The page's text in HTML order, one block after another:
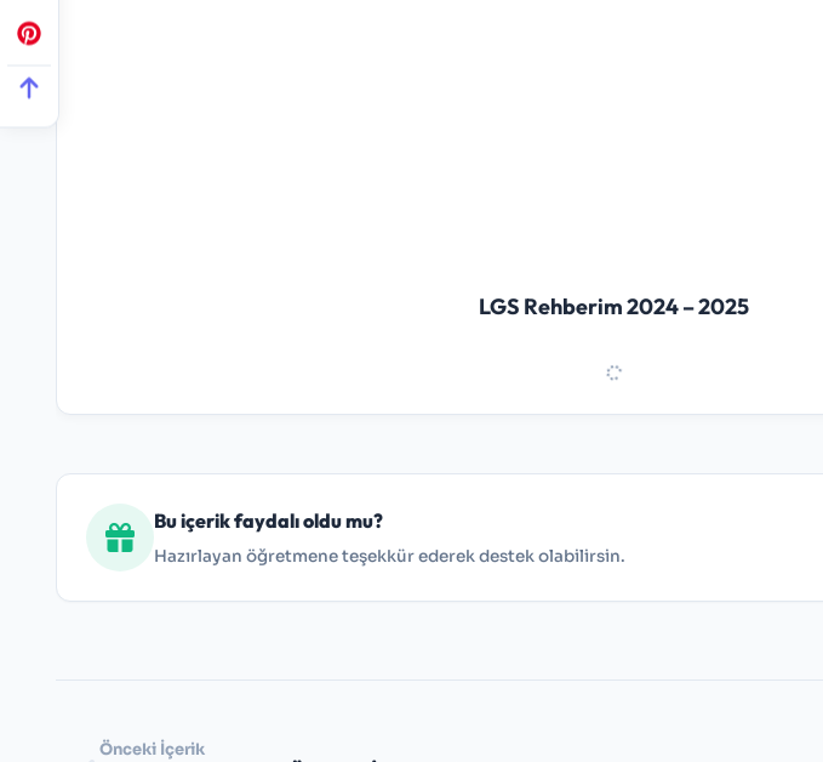
LGS Rehberim 2024 – 2025
Bu içerik faydalı oldu mu?
Hazırlayan öğretmene teşekkür ederek destek olabilirsin.
Önceki İçerik